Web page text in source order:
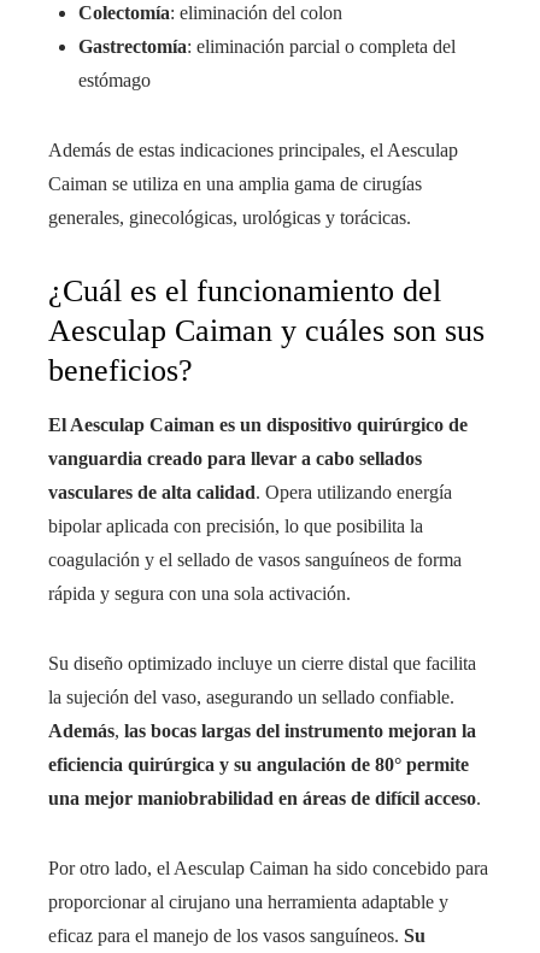
Colectomía: eliminación del colon
Gastrectomía: eliminación parcial o completa del
estómago
Además de estas indicaciones principales, el Aesculap
Caiman se utiliza en una amplia gama de cirugías
generales, ginecológicas, urológicas y torácicas.
¿Cuál es el funcionamiento del
Aesculap Caiman y cuáles son sus
beneficios?
El Aesculap Caiman es un dispositivo quirúrgico de
vanguardia creado para llevar a cabo sellados
vasculares de alta calidad. Opera utilizando energía
bipolar aplicada con precisión, lo que posibilita la
coagulación y el sellado de vasos sanguíneos de forma
rápida y segura con una sola activación.
Su diseño optimizado incluye un cierre distal que facilita
la sujeción del vaso, asegurando un sellado confiable.
Además, las bocas largas del instrumento mejoran la
eficiencia quirúrgica y su angulación de 80° permite
una mejor maniobrabilidad en áreas de difícil acceso.
Por otro lado, el Aesculap Caiman ha sido concebido para
proporcionar al cirujano una herramienta adaptable y
eficaz para el manejo de los vasos sanguíneos. Su